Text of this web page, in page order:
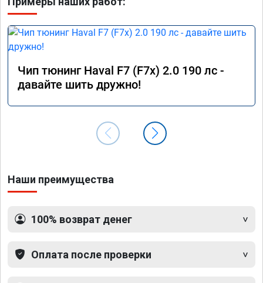
Чип тюнинг Haval F7 (F7x) 2.0 190 лс -
давайте шить дружно!
Наши преимущества
100% возврат денег
Оплата после проверки